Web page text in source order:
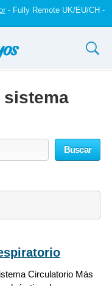
- Fully Remote UK/EU/CH -
sistema
Buscar
Circulatorio Más